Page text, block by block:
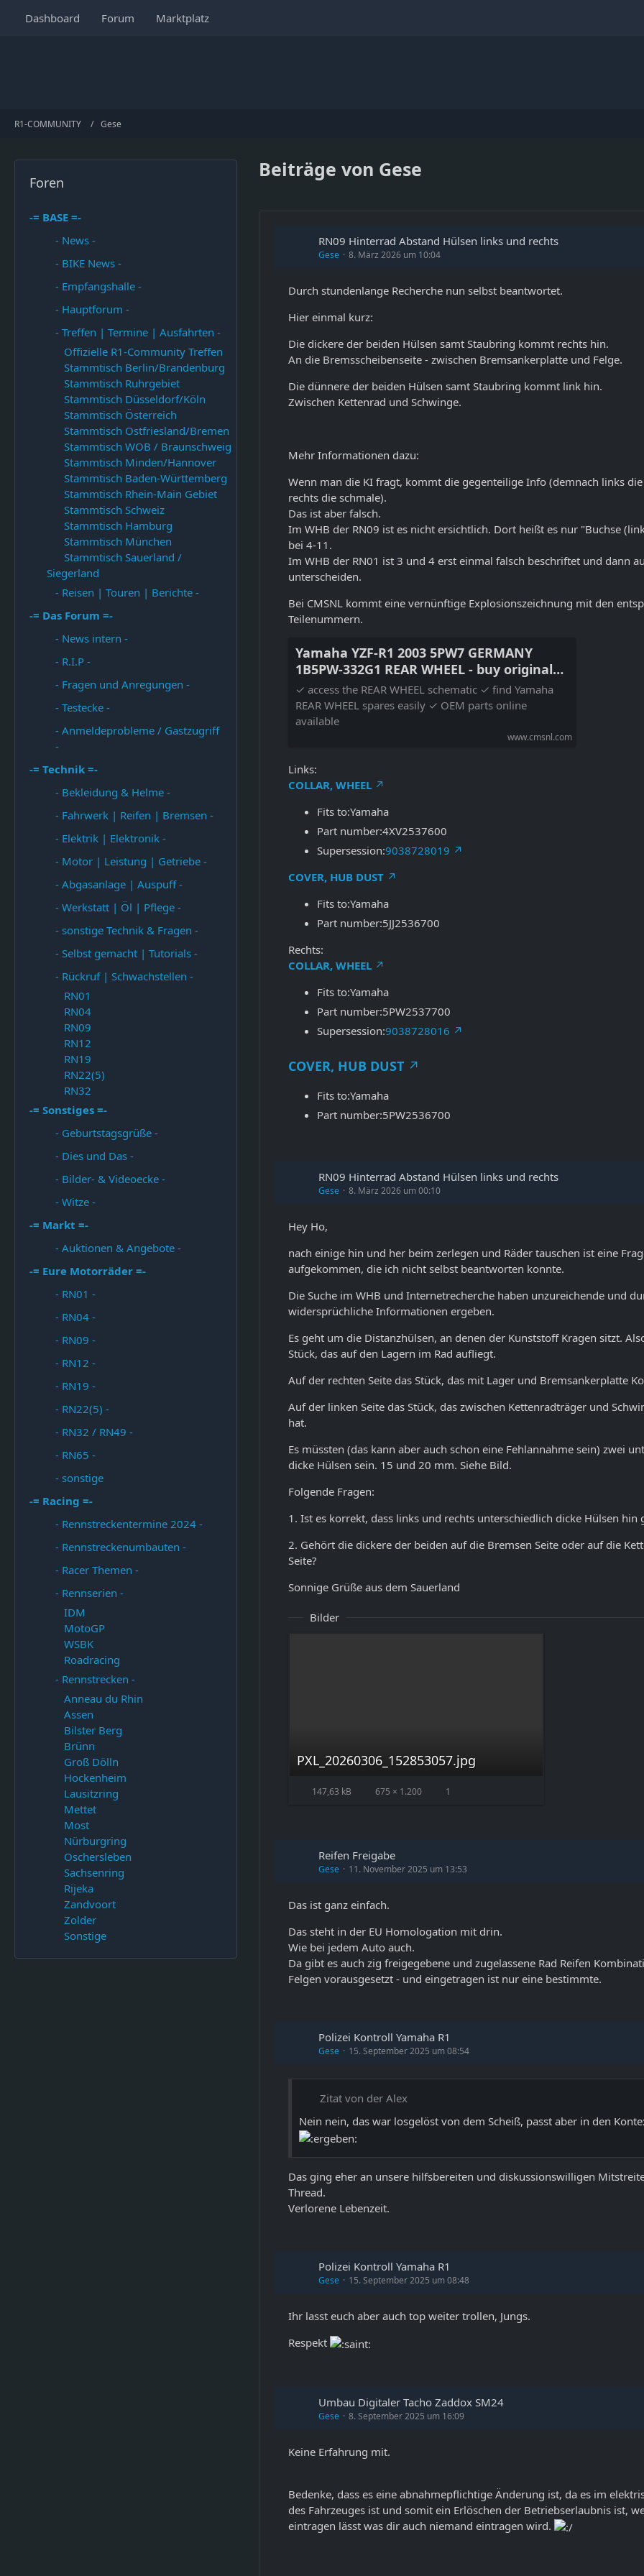
Dashboard Forum Marktplatz
R1-COMMUNITY Gese
Foren
-= BASE =-
- News -
- BIKE News -
- Empfangshalle -
- Hauptforum -
- Treffen | Termine | Ausfahrten -
Offizielle R1-Community Treffen
Stammtisch Berlin/Brandenburg
Stammtisch Ruhrgebiet
Stammtisch Düsseldorf/Köln
Stammtisch Österreich
Stammtisch Ostfriesland/Bremen
Stammtisch WOB / Braunschweig
Stammtisch Minden/Hannover
Stammtisch Baden-Württemberg
Stammtisch Rhein-Main Gebiet
Stammtisch Schweiz
Stammtisch Hamburg
Stammtisch München
Stammtisch Sauerland /
Siegerland
- Reisen | Touren | Berichte -
-= Das Forum =-
- News intern -
- R.I.P -
- Fragen und Anregungen -
- Testecke -
- Anmeldeprobleme / Gastzugriff
-
-= Technik =-
- Bekleidung & Helme -
- Fahrwerk | Reifen | Bremsen -
- Elektrik | Elektronik -
- Motor | Leistung | Getriebe -
- Abgasanlage | Auspuff -
- Werkstatt | Öl | Pflege -
- sonstige Technik & Fragen -
- Selbst gemacht | Tutorials -
- Rückruf | Schwachstellen -
RN01
RN04
RN09
RN12
RN19
RN22(5)
RN32
-= Sonstiges =-
- Geburtstagsgrüße -
- Dies und Das -
- Bilder- & Videoecke -
- Witze -
-= Markt =-
- Auktionen & Angebote -
-= Eure Motorräder =-
- RN01 -
- RN04 -
- RN09 -
- RN12 -
- RN19 -
- RN22(5) -
- RN32 / RN49 -
- RN65 -
- sonstige
-= Racing =-
- Rennstreckentermine 2024 -
- Rennstreckenumbauten -
- Racer Themen -
- Rennserien -
IDM
MotoGP
WSBK
Roadracing
- Rennstrecken -
Anneau du Rhin
Assen
Bilster Berg
Brünn
Groß Dölln
Hockenheim
Lausitzring
Mettet
Most
Nürburgring
Oschersleben
Sachsenring
Rijeka
Zandvoort
Zolder
Sonstige
Beiträge von Gese
RN09 Hinterrad Abstand Hülsen links und rechts
Gese 8. März 2026 um 10:04
Durch stundenlange Recherche nun selbst beantwortet.
Hier einmal kurz:
Die dickere der beiden Hülsen samt Staubring kommt rechts hin.
An die Bremsscheibenseite - zwischen Bremsankerplatte und Felge.
Die dünnere der beiden Hülsen samt Staubring kommt link hin.
Zwischen Kettenrad und Schwinge.
Mehr Informationen dazu:
Wenn man die KI fragt, kommt die gegenteilige Info (demnach links
rechts die schmale).
Das ist aber falsch.
Im WHB der RN09 ist es nicht ersichtlich. Dort heißt es nur "Buchse
bei 4-11.
Im WHB der RN01 ist 3 und 4 erst einmal falsch beschriftet und dann
unterscheiden.
Bei CMSNL kommt eine vernünftige Explosionszeichnung mit den
Teilenummern.
Yamaha YZF-R1 2003 5PW7 GERMANY
1B5PW-332G1 REAR WHEEL - buy original
REAR WHEEL spares online
✓ access the REAR WHEEL schematic ✓ find Yamaha
REAR WHEEL spares easily ✓ OEM parts online
available
www.cmsnl.com
Links:
COLLAR, WHEEL
Fits to:Yamaha
Part number:4XV2537600
Supersession:9038728019
COVER, HUB DUST
Fits to:Yamaha
Part number:5JJ2536700
Rechts:
COLLAR, WHEEL
Fits to:Yamaha
Part number:5PW2537700
Supersession:9038728016
COVER, HUB DUST
Fits to:Yamaha
Part number:5PW2536700
RN09 Hinterrad Abstand Hülsen links und rechts
Gese 8. März 2026 um 00:10
Hey Ho,
nach einige hin und her beim zerlegen und Räder tauschen ist eine
aufgekommen, die ich nicht selbst beantworten konnte.
Die Suche im WHB und Internetrecherche haben unzureichende und
widersprüchliche Informationen ergeben.
Es geht um die Distanzhülsen, an denen der Kunststoff Kragen sitzt.
Stück, das auf den Lagern im Rad aufliegt.
Auf der rechten Seite das Stück, das mit Lager und Bremsankerplatte
Auf der linken Seite das Stück, das zwischen Kettenradträger und
hat.
Es müssten (das kann aber auch schon eine Fehlannahme sein) zwei
dicke Hülsen sein. 15 und 20 mm. Siehe Bild.
Folgende Fragen:
1. Ist es korrekt, dass links und rechts unterschiedlich dicke Hülsen hin
2. Gehört die dickere der beiden auf die Bremsen Seite oder auf die
Seite?
Sonnige Grüße aus dem Sauerland
Bilder
PXL_20260306_152853057.jpg
147,63 kB 675 × 1.200 1
Reifen Freigabe
Gese 11. November 2025 um 13:53
Das ist ganz einfach.
Das steht in der EU Homologation mit drin.
Wie bei jedem Auto auch.
Da gibt es auch zig freigegebene und zugelassene Rad Reifen
Felgen vorausgesetzt - und eingetragen ist nur eine bestimmte.
Polizei Kontroll Yamaha R1
Gese 15. September 2025 um 08:54
Zitat von der Alex
Nein nein, das war losgelöst von dem Scheiß, passt aber in den
Das ging eher an unsere hilfsbereiten und diskussionswilligen
Thread.
Verlorene Lebenzeit.
Polizei Kontroll Yamaha R1
Gese 15. September 2025 um 08:48
Ihr lasst euch aber auch top weiter trollen, Jungs.
Respekt
Umbau Digitaler Tacho Zaddox SM24
Gese 8. September 2025 um 16:09
Keine Erfahrung mit.
Bedenke, dass es eine abnahmepflichtige Änderung ist, da es im
des Fahrzeuges ist und somit ein Erlöschen der Betriebserlaubnis ist,
eintragen lässt was dir auch niemand eintragen wird.